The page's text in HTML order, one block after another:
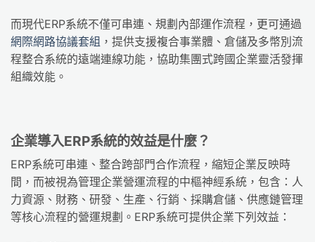
而現代ERP系統不僅可串連、規劃內部運作流程，更可通過
網際網路協議套組 ，提供支援複合事業體、倉儲及多幣別流
程整合系統的遠端連線功能，協助集團式跨國企業靈活發揮
組織效能。
企業導入ERP系統的效益是什麼？
ERP系統可串連、整合跨部門合作流程，縮短企業反映時
間，而被視為管理企業營運流程的中樞神經系統，包含：人
力資源、財務、研發、生產、行銷、採購倉儲、供應鏈管理
等核心流程的營運規劃。ERP系統可提供企業下列效益：